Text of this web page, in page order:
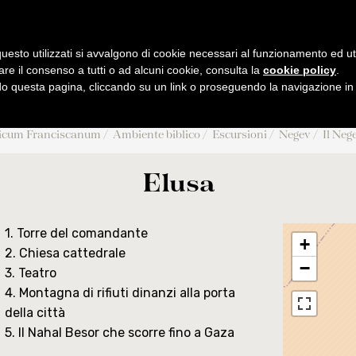
BIBLICARUM ET
PUBBLICAZIONI
Collectio Maior
Liber Annuus
Altro
AMBIENTE BIBLICO
Escursioni
Museo archeologico
Eventi
Cronaca
Notiziario
Franciscanum Ambiente biblico Escursioni Negev Il
Elusa
1. Torre del comandante
2. Chiesa cattedrale
3. Teatro
4. Montagna di rifiuti dinanzi alla porta
della città
5. Il Nahal Besor che scorre fino a Gaza
+
−
utilizzati si avvalgono di cookie necessari al funzionamento ed
il consenso a tutti o ad alcuni cookie, consulta la cookie policy
questa pagina, cliccando su un link o proseguendo la navigazione